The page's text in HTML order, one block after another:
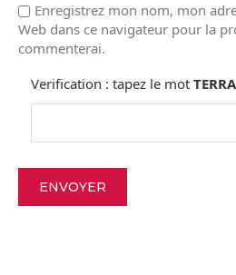
Enregistrez mon nom, mon
Web dans ce navigateur pour la
commenterai.
Verification : tapez le mot